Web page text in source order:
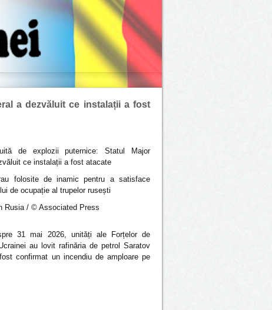
a dezvăluit ce instalații a fost
de explozii puternice: Statul Major
ce instalații a fost atacate
folosite de inamic pentru a satisface
de ocupație al trupelor rusești
Rusia / © Associated Press
31 mai 2026, unități ale Forțelor de
au lovit rafinăria de petrol Saratov
confirmat un incendiu de amploare pe